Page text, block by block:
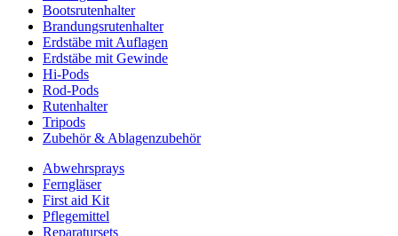
Bootsrutenhalter
Brandungsrutenhalter
Erdstäbe mit Auflagen
Erdstäbe mit Gewinde
Hi-Pods
Rod-Pods
Rutenhalter
Tripods
Zubehör & Ablagenzubehör
Abwehrsprays
Ferngläser
First aid Kit
Pflegemittel
Reparatursets